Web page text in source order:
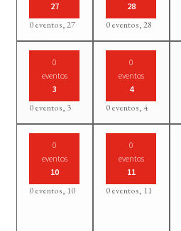
27
0 eventos,27
28
0 eventos,28
0
eventos
3
0 eventos, 3
0
eventos
4
0 eventos, 4
0
eventos
10
0 eventos, 10
0
eventos
11
0 eventos, 11